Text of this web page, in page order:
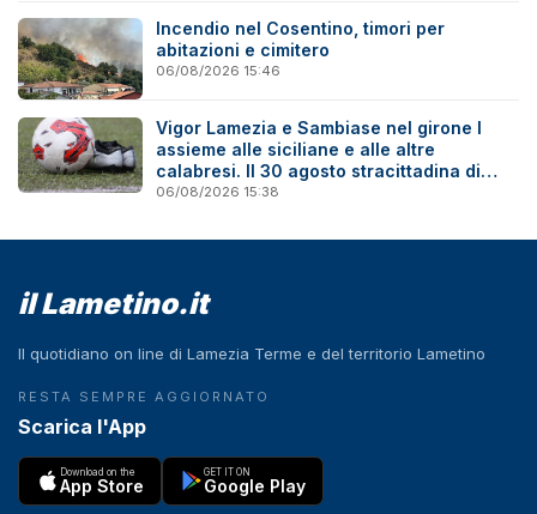
Incendio nel Cosentino, timori per
abitazioni e cimitero
06/08/2026 15:46
Vigor Lamezia e Sambiase nel girone I
assieme alle siciliane e alle altre
calabresi. Il 30 agosto stracittadina di
Coppa Italia
06/08/2026 15:38
il Lametino.it
Il quotidiano on line di Lamezia Terme e del territorio Lametino
RESTA SEMPRE AGGIORNATO
Scarica l'App
Download on the
App Store
GET IT ON
Google Play